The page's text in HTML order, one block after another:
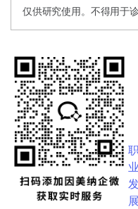
仅供研究使用。不得用于
业
展